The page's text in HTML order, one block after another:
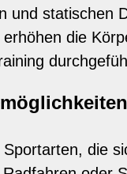
und statischen
die
die